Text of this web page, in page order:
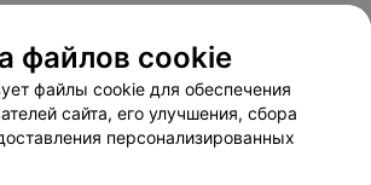
договор
Способы оплаты
по использованию сервиса
«Афиша»
соглашение
файлов cookie
файлы cookie для обеспечения
сайта, его улучшения, сбора
персонализированных